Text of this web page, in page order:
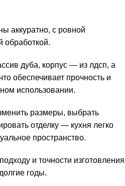
аккуратно, с ровной
обработкой.
дуба, корпус — из лдсп, а
обеспечивает прочность и
использовании.
размеры, выбрать
отделку — кухня легко
пространство.
и точности изготовления
годы.